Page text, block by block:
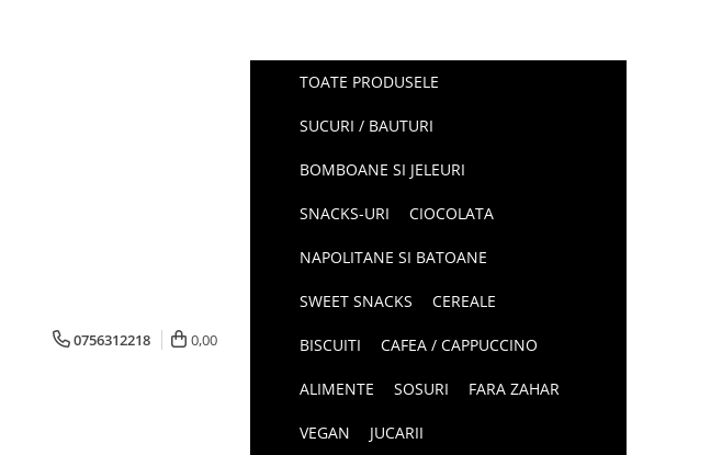
0756312218 0,00
TOATE PRODUSELE
SUCURI / BAUTURI
BOMBOANE SI JELEURI
SNACKS-URI CIOCOLATA
NAPOLITANE SI BATOANE
SWEET SNACKS CEREALE
BISCUITI CAFEA / CAPPUCCINO
ALIMENTE SOSURI FARA ZAHAR
VEGAN JUCARII